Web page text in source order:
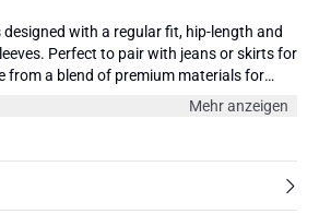
with a regular fit, hip-length and
Perfect to pair with jeans or skirts for
from a blend of premium materials for
Mehr anzeigen